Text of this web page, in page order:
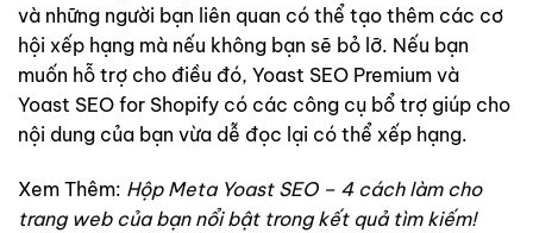
và những người bạn liên quan có thể tạo thêm các cơ
hội xếp hạng mà nếu không bạn sẽ bỏ lỡ. Nếu bạn
muốn hỗ trợ cho điều đó, Yoast SEO Premium và
Yoast SEO for Shopify có các công cụ bổ trợ giúp cho
nội dung của bạn vừa dễ đọc lại có thể xếp hạng.
Xem Thêm: Hộp Meta Yoast SEO – 4 cách làm cho
trang web của bạn nổi bật trong kết quả tìm kiếm!